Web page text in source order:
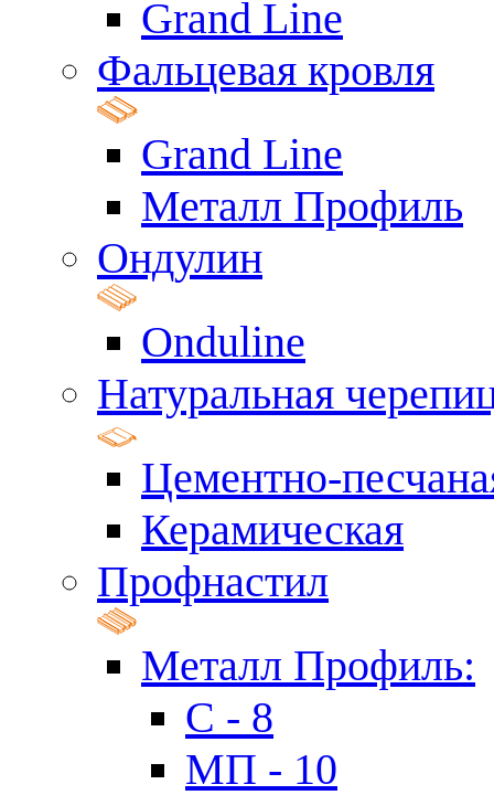
Grand Line
Фальцевая кровля
Grand Line
Металл Профиль
Ондулин
Onduline
Натуральная
Цементно-
Керамическая
Профнастил
Металл Профиль:
C - 8
МП - 10